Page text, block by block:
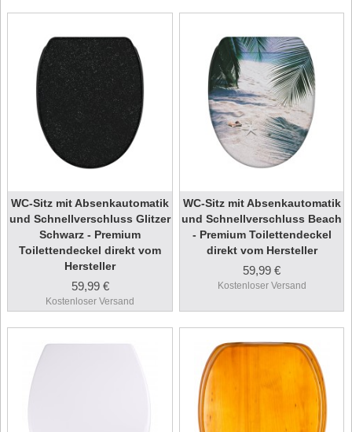
WC-Sitz mit Absenkautomatik
und Schnellverschluss Glitzer
Schwarz - Premium
Toilettendeckel direkt vom
Hersteller
59,99 €
Kostenloser Versand
WC-Sitz mit Absenkautomatik
und Schnellverschluss Beach
- Premium Toilettendeckel
direkt vom Hersteller
59,99 €
Kostenloser Versand